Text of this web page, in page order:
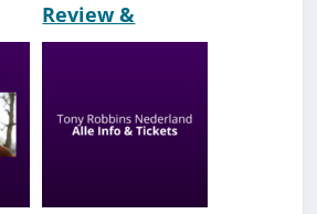
Review &
Ervaringen